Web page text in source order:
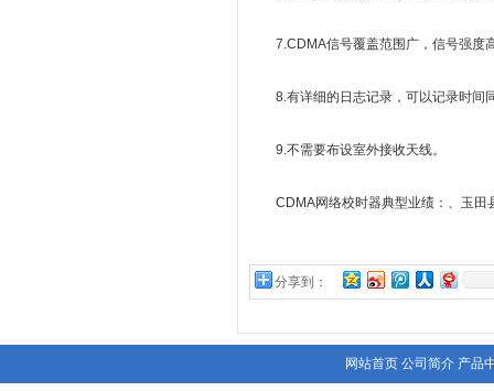
7.CDMA信号覆盖范围广，信号强度
8.有详细的日志记录，可以记录时间
9.不需要布设室外接收天线。
CDMA网络校时器典型业绩：、玉田
分享到：
网站首页 公司简介 产品